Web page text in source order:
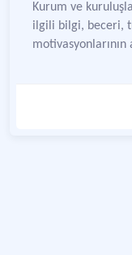
Kurum ve
ilgili bilgi, beceri,
motivasyonlarının